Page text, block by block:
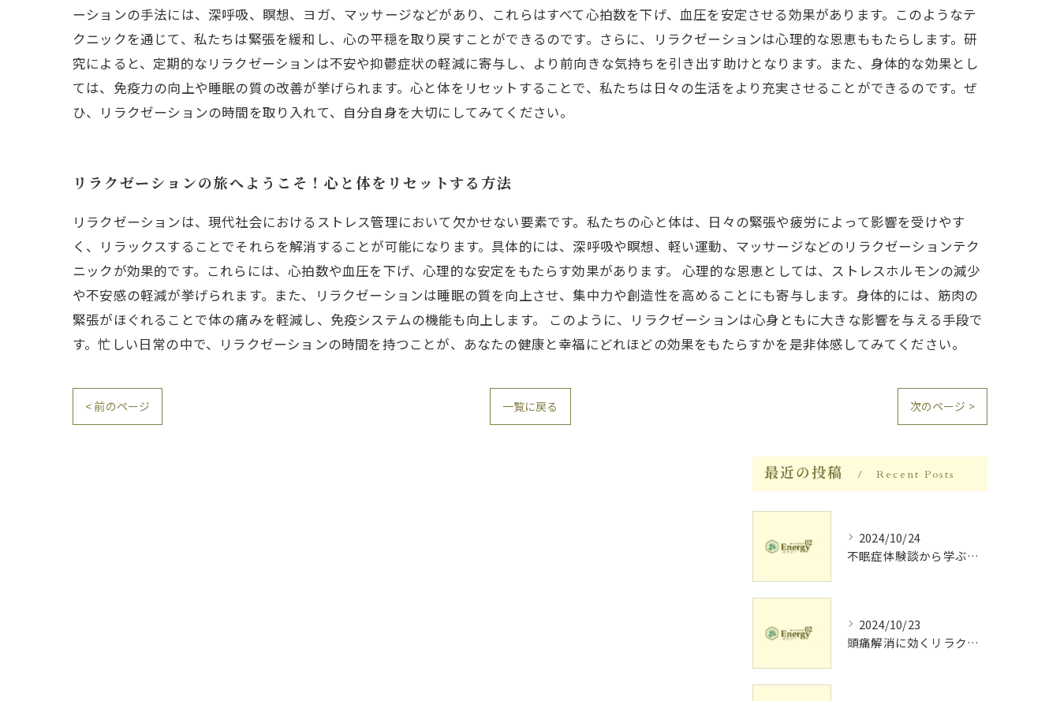
ーションの手法には、深呼吸、瞑想、ヨガ、マッサージなどがあり、これらはすべて心拍数を下げ、血圧を安定させる効果があります。このようなテ
クニックを通じて、私たちは緊張を緩和し、心の平穏を取り戻すことができるのです。さらに、リラクゼーションは心理的な恩恵ももたらします。研
究によると、定期的なリラクゼーションは不安や抑鬱症状の軽減に寄与し、より前向きな気持ちを引き出す助けとなります。また、身体的な効果とし
ては、免疫力の向上や睡眠の質の改善が挙げられます。心と体をリセットすることで、私たちは日々の生活をより充実させることができるのです。ぜ
ひ、リラクゼーションの時間を取り入れて、自分自身を大切にしてみてください。
リラクゼーションの旅へようこそ！心と体をリセットする方法
リラクゼーションは、現代社会におけるストレス管理において欠かせない要素です。私たちの心と体は、日々の緊張や疲労によって影響を受けやす
く、リラックスすることでそれらを解消することが可能になります。具体的には、深呼吸や瞑想、軽い運動、マッサージなどのリラクゼーションテク
ニックが効果的です。これらには、心拍数や血圧を下げ、心理的な安定をもたらす効果があります。 心理的な恩恵としては、ストレスホルモンの減少
や不安感の軽減が挙げられます。また、リラクゼーションは睡眠の質を向上させ、集中力や創造性を高めることにも寄与します。身体的には、筋肉の
緊張がほぐれることで体の痛みを軽減し、免疫システムの機能も向上します。 このように、リラクゼーションは心身ともに大きな影響を与える手段で
す。忙しい日常の中で、リラクゼーションの時間を持つことが、あなたの健康と幸福にどれほどの効果をもたらすかを是非体感してみてください。
< 前のページ 一覧に戻る 次のページ >
最近の投稿 Recent Posts
2024/10/24
不眠症体験談から学ぶ睡眠質向上法
2024/10/23
頭痛解消に効くリラク体験談